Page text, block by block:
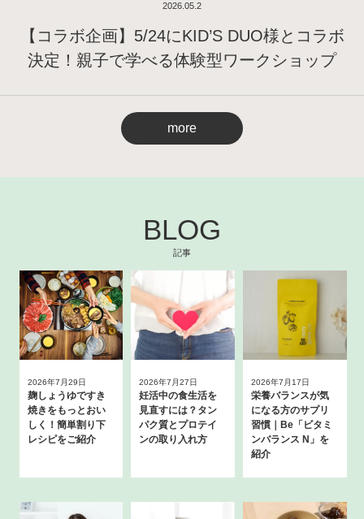
2026.05.2
【コラボ企画】5/24にKID’S DUO様とコラボ
決定！親子で学べる体験型ワークショップ
more
BLOG
記事
2026年7月29日
麹しょうゆですき
焼きをもっとおい
しく！簡単割り下
レシピをご紹介
2026年7月27日
妊活中の食生活を
見直すには？タン
パク質とプロテイ
ンの取り入れ方
2026年7月17日
栄養バランスが気
になる方のサプリ
習慣｜Be「ビタミ
ンバランス N」を
紹介